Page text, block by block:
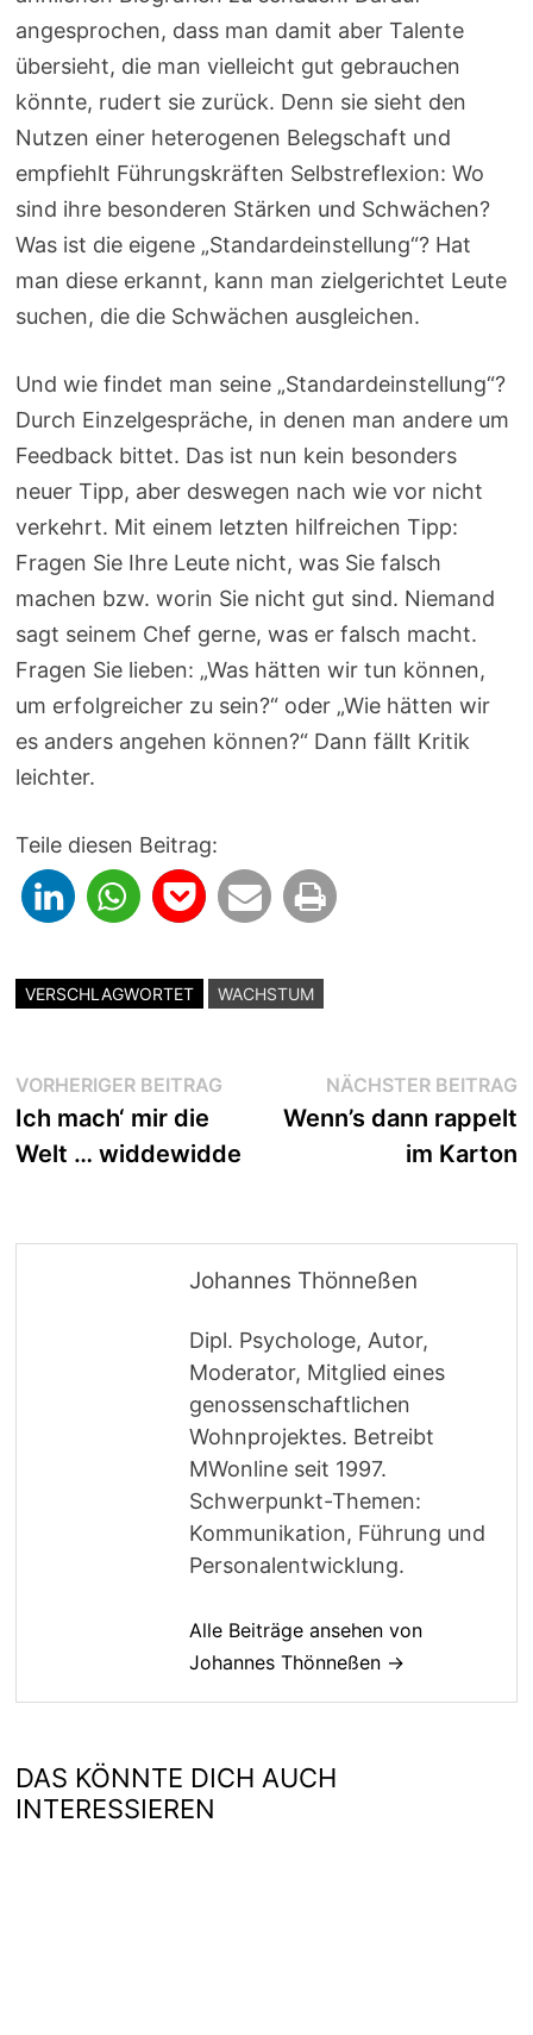
angesprochen, dass man damit aber Talente
übersieht, die man vielleicht gut gebrauchen
könnte, rudert sie zurück. Denn sie sieht den
Nutzen einer heterogenen Belegschaft und
empfiehlt Führungskräften Selbstreflexion: Wo
sind ihre besonderen Stärken und Schwächen?
Was ist die eigene „Standardeinstellung“? Hat
man diese erkannt, kann man zielgerichtet Leute
suchen, die die Schwächen ausgleichen.
Und wie findet man seine „Standardeinstellung“?
Durch Einzelgespräche, in denen man andere um
Feedback bittet. Das ist nun kein besonders
neuer Tipp, aber deswegen nach wie vor nicht
verkehrt. Mit einem letzten hilfreichen Tipp:
Fragen Sie Ihre Leute nicht, was Sie falsch
machen bzw. worin Sie nicht gut sind. Niemand
sagt seinem Chef gerne, was er falsch macht.
Fragen Sie lieben: „Was hätten wir tun können,
um erfolgreicher zu sein?“ oder „Wie hätten wir
es anders angehen können?“ Dann fällt Kritik
leichter.
Teile diesen Beitrag:
VERSCHLAGWORTET WACHSTUM
Beitragsnavigation
VORHERIGER BEITRAG Vorheriger
Beitrag:
Ich mach‘ mir die
Welt … widdewidde
NÄCHSTER BEITRAG
Wenn’s dann rappelt
im Karton
Johannes Thönneßen
Dipl. Psychologe, Autor,
Moderator, Mitglied eines
genossenschaftlichen
Wohnprojektes. Betreibt
MWonline seit 1997.
Schwerpunkt-Themen:
Kommunikation, Führung und
Personalentwicklung.
Alle Beiträge ansehen von
Johannes Thönneßen →
DAS KÖNNTE DICH AUCH
INTERESSIEREN